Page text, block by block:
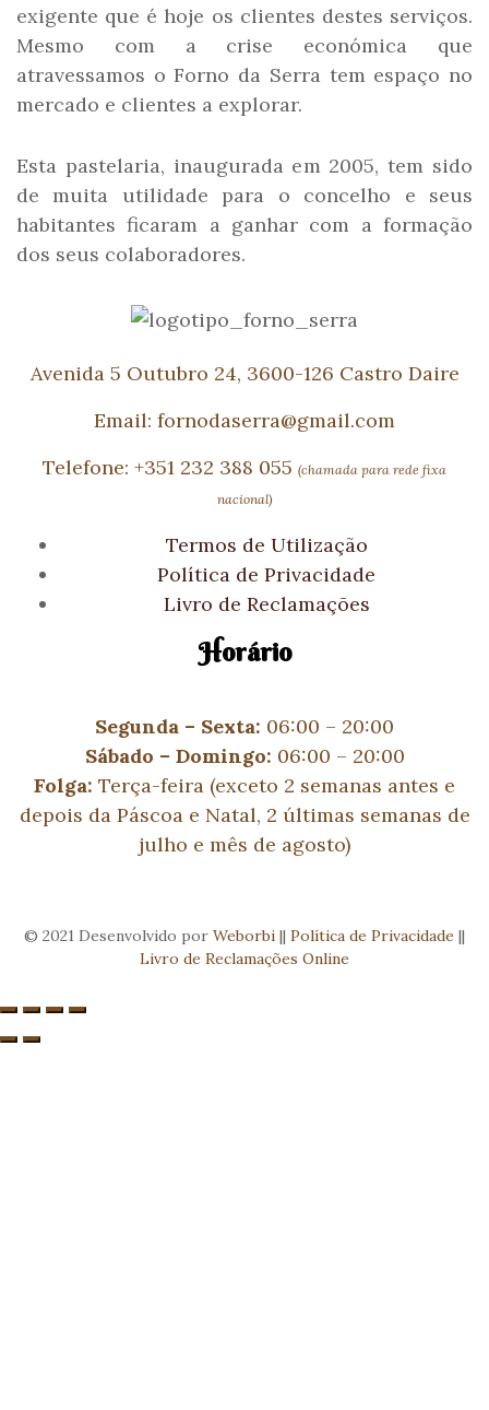
exigente que é hoje os clientes destes serviços.
Mesmo com a crise económica que
atravessamos o Forno da Serra tem espaço no
mercado e clientes a explorar.
Esta pastelaria, inaugurada em 2005, tem sido
de muita utilidade para o concelho e seus
habitantes ficaram a ganhar com a formação
dos seus colaboradores.
Avenida 5 Outubro 24, 3600-126 Castro Daire
Email: fornodaserra@gmail.com
Telefone: +351 232 388 055 (chamada para rede fixa
nacional)
Termos de Utilização
Política de Privacidade
Livro de Reclamações
Horário
Segunda – Sexta: 06:00 – 20:00
Sábado – Domingo: 06:00 – 20:00
Folga: Terça-feira (exceto 2 semanas antes e
depois da Páscoa e Natal, 2 últimas semanas de
julho e mês de agosto)
© 2021 Desenvolvido por Weborbi || Política de Privacidade ||
Livro de Reclamações Online